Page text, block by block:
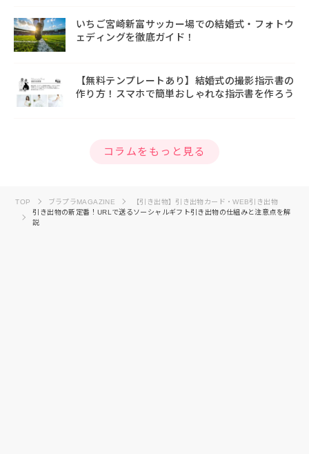
いちご宮崎新富サッカー場での結婚式・フォトウ
ェディングを徹底ガイド！
【無料テンプレートあり】結婚式の撮影指示書の
作り方！スマホで簡単おしゃれな指示書を作ろう
コラムをもっと見る
TOP ブラプラMAGAZINE
【引き出物】引き出物カード・WEB引き出物
引き出物の新定番！URLで送るソーシャルギフト引き出物の仕組みと注意点を解
説